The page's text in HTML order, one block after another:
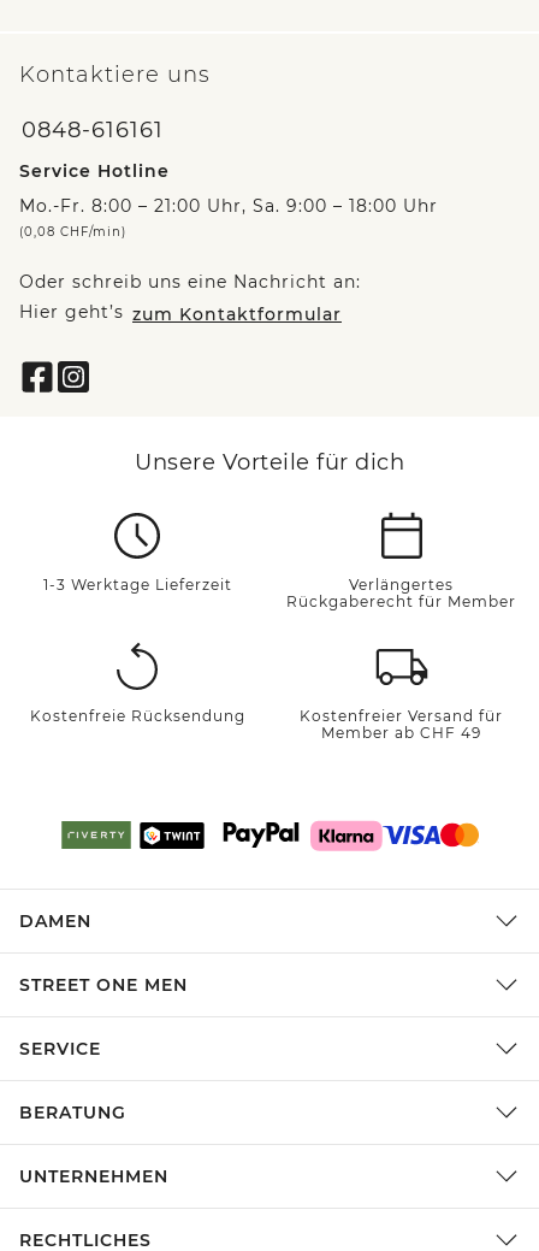
Kontaktiere uns
0848-616161
Service Hotline
Mo.-Fr. 8:00 – 21:00 Uhr, Sa. 9:00 – 18:00 Uhr
(0,08 CHF/min)
Oder schreib uns eine Nachricht an:
Hier geht’s zum Kontaktformular
Unsere Vorteile für dich
1-3 Werktage Lieferzeit
Verlängertes
Rückgaberecht für Member
Kostenfreie Rücksendung
Kostenfreier Versand für
Member ab CHF 49
DAMEN
STREET ONE MEN
SERVICE
BERATUNG
UNTERNEHMEN
RECHTLICHES